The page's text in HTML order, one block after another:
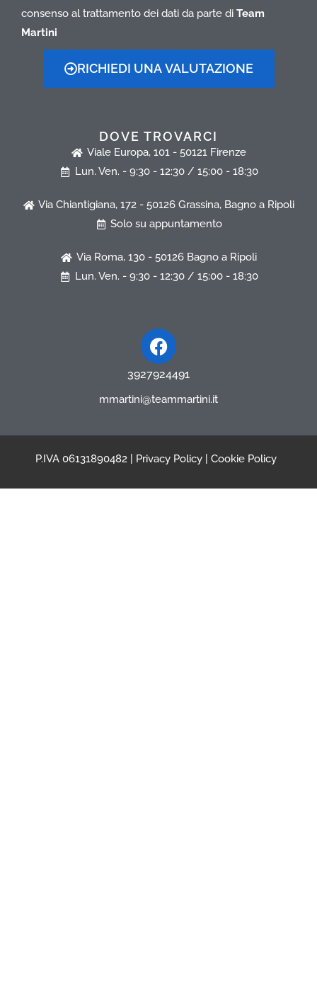
consenso al trattamento dei dati da parte di Team
Martini
RICHIEDI UNA VALUTAZIONE
DOVE TROVARCI
Viale Europa, 101 - 50121 Firenze
Lun. Ven. - 9:30 - 12:30 / 15:00 - 18:30
Via Chiantigiana, 172 - 50126 Grassina, Bagno a Ripoli
Solo su appuntamento
Via Roma, 130 - 50126 Bagno a Ripoli
Lun. Ven. - 9:30 - 12:30 / 15:00 - 18:30
Facebook
3927924491
mmartini@teammartini.it
P.IVA 06131890482 | Privacy Policy| Cookie Policy